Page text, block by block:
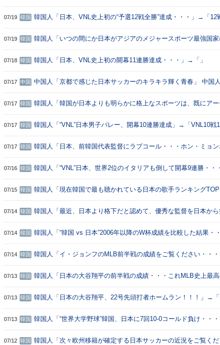
も高いｗ32強も行けなかったんだが」「認めるべきことを認め
07/19 韓国
韓国人「日本、VNL史上初の“予選12戦全勝”達成・・・」→「12
羨ましいよ（泣）」
07/19 韓国
韓国人「いつの間にか日本がアジアのメジャースポーツ最強国
07/18 韓国 韓国人「日本、VNL史上初の開幕11連勝達成・・・」→「」
07/17 中国
中国人「京都で感じた日本サッカーのキラキラ輝く青春」 中国
07/17 韓国
韓国人「韓国が日本よりも明らかに格上なスポーツは、既にア
07/17 韓国
韓国人「“VNL”日本男子バレー、開幕10連勝達成」→「VNL10戦
07/17 韓国
韓国人「日本、前韓国代表監督にラブコール・・・ホン・ミョ
臭うね」「それだけ日本が韓国サッカーを正しく把握できてい
07/16 韓国
韓国人「“VNL”日本、世界2位のイタリアも倒して開幕9連勝・・
て？」「バレーボールファンとして日本がめっちゃ羨ましいよ」
07/15 韓国
韓国人「現在韓国で最も聴かれている日本の歌手ランキング
ね」
07/14 韓国
韓国人「最近、日本より格下だと認めて、優秀な監督を日本か
07/14 韓国
韓国人「“韓国 vs 日本”2006年以降のW杯成績を比較した結果・
この流れが続けば一生勝てないよ」
07/14 韓国
韓国人「イ・ジョンフのMLB前半戦の成績をご覧ください・・
成績に戻りそうだ」
07/13 韓国
韓国人「日本の大谷翔平の前半戦の成績・・・これMLB史上最
はない」「GOAT」
07/13 韓国
韓国人「日本の大谷翔平、22号先頭打者ホームラン！！！」→
ーになんで出てこないのかと言う人が増えるんじゃないかｗｗ
07/13 韓国
韓国人「“世界大学野球”韓国、日本に7回10-0コールド負け・・
07/12 韓国
韓国人「次々欧州移籍が確定する日本サッカーの近況をご覧く